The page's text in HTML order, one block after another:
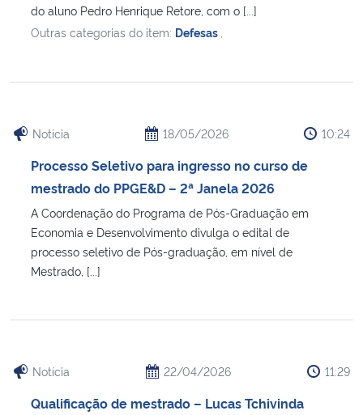
do aluno Pedro Henrique Retore, com o [...]
Outras categorias do item: Defesas
Notícia 18/05/2026 10:24
Processo Seletivo para ingresso no curso de
mestrado do PPGE&D – 2ª Janela 2026
A Coordenação do Programa de Pós-Graduação em
Economia e Desenvolvimento divulga o edital de
processo seletivo de Pós-graduação, em nível de
Mestrado, [...]
Notícia 22/04/2026 11:29
Qualificação de mestrado – Lucas Tchivinda